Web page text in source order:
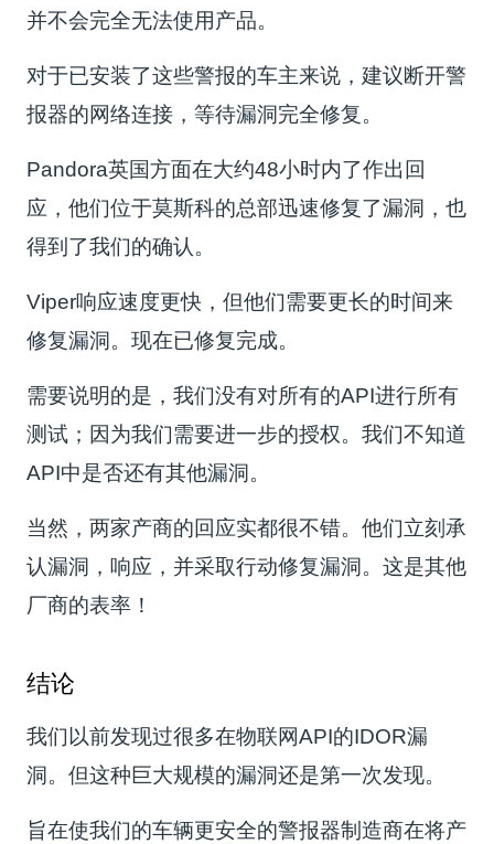
并不会完全无法使用产品。
对于已安装了这些警报的车主来说，建议断开警
报器的网络连接，等待漏洞完全修复。
Pandora英国方面在大约48小时内了作出回
应，他们位于莫斯科的总部迅速修复了漏洞，也
得到了我们的确认。
Viper响应速度更快，但他们需要更长的时间来
修复漏洞。现在已修复完成。
需要说明的是，我们没有对所有的API进行所有
测试；因为我们需要进一步的授权。我们不知道
API中是否还有其他漏洞。
当然，两家产商的回应实都很不错。他们立刻承
认漏洞，响应，并采取行动修复漏洞。这是其他
厂商的表率！
结论
我们以前发现过很多在物联网API的IDOR漏
洞。但这种巨大规模的漏洞还是第一次发现。
旨在使我们的车辆更安全的警报器制造商在将产